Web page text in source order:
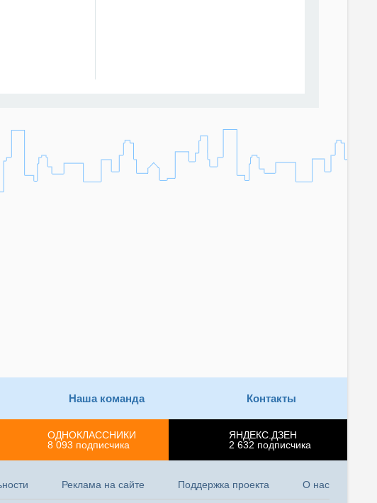
Наша команда Контакты
ОДНОКЛАССНИКИ
8 093 подписчика
ЯНДЕКС.ДЗЕН
2 632 подписчика
Реклама на сайте Поддержка проекта О нас